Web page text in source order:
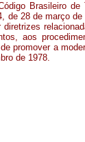
Brasileiro de
de 28 de março
aos
promover a
de 1978.